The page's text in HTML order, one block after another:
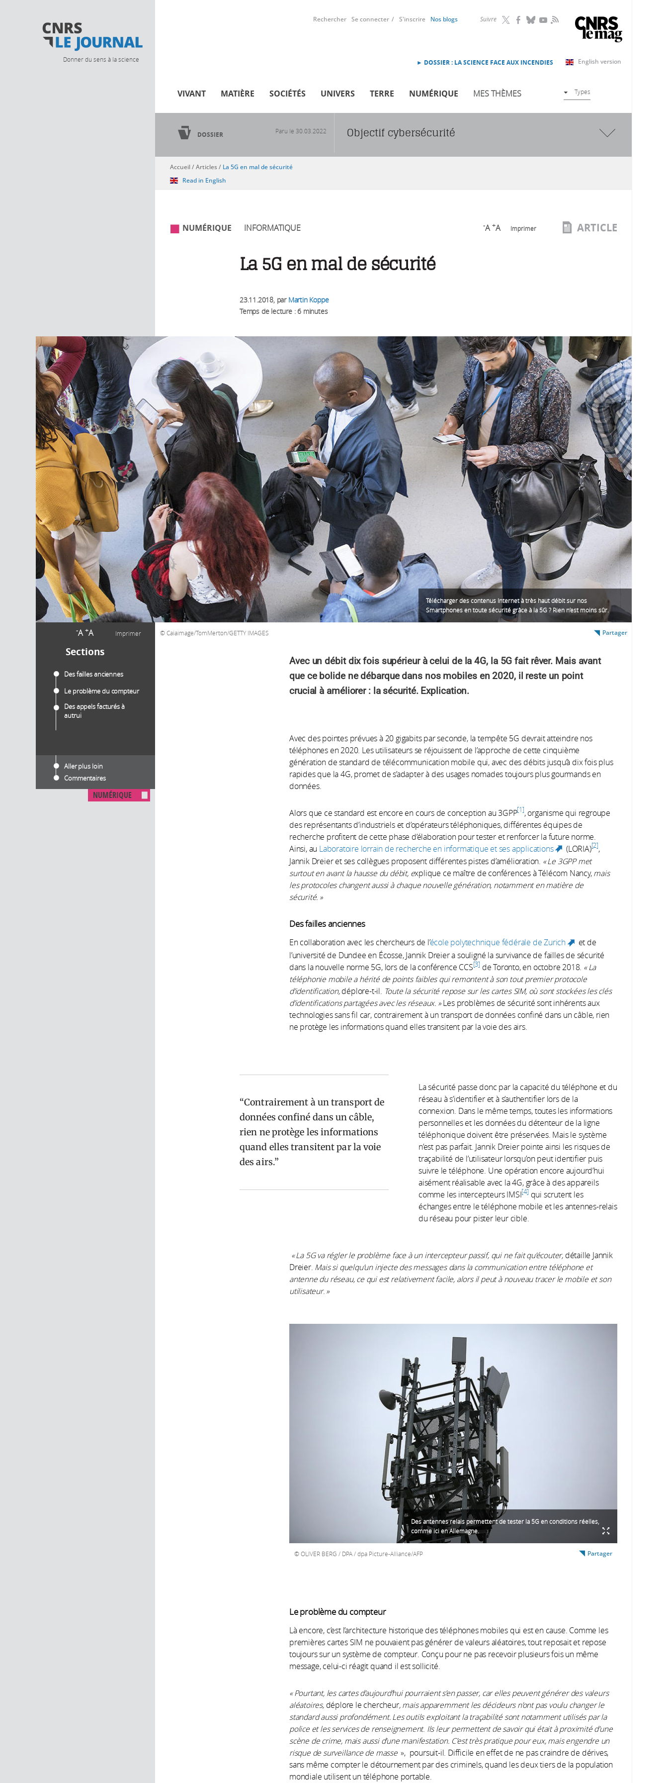
Donner du sens à la science
Suivre RSS
Rechercher Se connecter S'inscrire Nos blogs
English version
► DOSSIER : LA SCIENCE FACE AUX INCENDIES
VIVANT MATIÈRE SOCIÉTÉS UNIVERS TERRE NUMÉRIQUE MES THÈMES Types
-A +A Imprimer
Sections
Des failles anciennes
Le problème du compteur
Des appels facturés à
autrui
Aller plus loin
Commentaires
NUMÉRIQUE
DOSSIER Paru le 30.03.2022 Objectif cybersécurité
Vous êtes ici
Accueil/Articles/ La 5G en mal de sécurité
Read in English
NUMÉRIQUE INFORMATIQUE -A +A Imprimer ARTICLE
La 5G en mal de sécurité
23.11.2018, par Martin Koppe
Temps de lecture : 6 minutes
Télécharger des contenus Internet à très haut débit sur nos
Smartphones en toute sécurité grâce à la 5G ? Rien n’est moins sûr.
Caiaimage/TomMerton/GETTY IMAGES Partager
Avec un débit dix fois supérieur à celui de la 4G, la 5G fait rêver. Mais avant
que ce bolide ne débarque dans nos mobiles en 2020, il reste un point
crucial à améliorer : la sécurité. Explication.
Avec des pointes prévues à 20 gigabits par seconde, la tempête 5G devrait atteindre nos
téléphones en 2020. Les utilisateurs se réjouissent de l’approche de cette cinquième
génération de standard de télécommunication mobile qui, avec des débits jusqu’à dix fois plus
rapides que la 4G, promet de s’adapter à des usages nomades toujours plus gourmands en
données.
Alors que ce standard est encore en cours de conception au 3GPP 1 , organisme qui regroupe
des représentants d’industriels et d’opérateurs téléphoniques, différentes équipes de
recherche profitent de cette phase d’élaboration pour tester et renforcer la future norme.
Ainsi, au Laboratoire lorrain de recherche en informatique et ses applications
(link is
external)
(LORIA) 2 ,
Jannik Dreier et ses collègues proposent différentes pistes d’amélioration. « Le 3GPP met
surtout en avant la hausse du débit, explique ce maître de conférences à Télécom Nancy,mais
les protocoles changent aussi à chaque nouvelle génération, notamment en matière de
sécurité. »
Des failles anciennes
En collaboration avec les chercheurs de l’école polytechnique fédérale de Zurich
(link is
external)
et de
l’université de Dundee en Écosse, Jannik Dreier a souligné la survivance de failles de sécurité
dans la nouvelle norme 5G, lors de la conférence CCS 3 de Toronto, en octobre 2018. « La
téléphonie mobile a hérité de points faibles qui remontent à son tout premier protocole
d’identification,déplore-t-il. Toute la sécurité repose sur les cartes SIM, où sont stockées les clés
d’identifications partagées avec les réseaux. » Les problèmes de sécurité sont inhérents aux
technologies sans fil car, contrairement à un transport de données confiné dans un câble, rien
ne protège les informations quand elles transitent par la voie des airs.
Contrairement à un transport de
données confiné dans un câble,
rien ne protège les informations
quand elles transitent par la voie
des airs.
La sécurité passe donc par la capacité du téléphone et du
réseau à s’identifier et à s’authentifier lors de la
connexion. Dans le même temps, toutes les informations
personnelles et les données du détenteur de la ligne
téléphonique doivent être préservées. Mais le système
n’est pas parfait. Jannik Dreier pointe ainsi les risques de
traçabilité de l’utilisateur lorsqu’on peut identifier puis
suivre le téléphone. Une opération encore aujourd’hui
aisément réalisable avec la 4G, grâce à des appareils
comme les intercepteurs IMSI 4 qui scrutent les
échanges entre le téléphone mobile et les antennes-relais
du réseau pour pister leur cible.
« La 5G va régler le problème face à un intercepteur passif, qui ne fait qu’écouter, détaille Jannik
Dreier. Mais si quelqu’un injecte des messages dans la communication entre téléphone et
antenne du réseau, ce qui est relativement facile, alors il peut à nouveau tracer le mobile et son
utilisateur. »
Des antennes relais permettent de tester la 5G en conditions réelles,
comme ici en Allemagne.
OLIVER BERG / DPA / dpa Picture-Alliance/AFP Partager
Le problème du compteur
Là encore, c’est l’architecture historique des téléphones mobiles qui est en cause. Comme les
premières cartes SIM ne pouvaient pas générer de valeurs aléatoires, tout reposait et repose
toujours sur un système de compteur. Conçu pour ne pas recevoir plusieurs fois un même
message, celui-ci réagit quand il est sollicité.
« Pourtant, les cartes d’aujourd’hui pourraient s’en passer, car elles peuvent générer des valeurs
aléatoires,déplore le chercheur, mais apparemment les décideurs n’ont pas voulu changer le
standard aussi profondément. Les outils exploitant la traçabilité sont notamment utilisés par la
police et les services de renseignement. Ils leur permettent de savoir qui était à proximité d’une
scène de crime, mais aussi d’une manifestation. C’est très pratique pour eux, mais engendre un
risque de surveillance de masse», poursuit-il. Difficile en effet de ne pas craindre de dérives,
sans même compter le détournement par des criminels, quand les deux tiers de la population
mondiale utilisent un téléphone portable.